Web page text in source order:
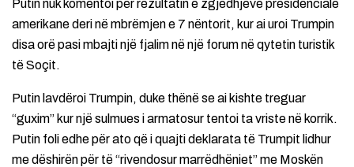
Putin nuk komentoi për rezultatin e zgjedhjeve presidenciale
amerikane deri në mbrëmjen e 7 nëntorit, kur ai uroi Trumpin
disa orë pasi mbajti një fjalim në një forum në qytetin turistik
të Soçit.
Putin lavdëroi Trumpin, duke thënë se ai kishte treguar
“guxim” kur një sulmues i armatosur tentoi ta vriste në korrik.
Putin foli edhe për ato që i quajti deklarata të Trumpit lidhur
me dëshirën për të “rivendosur marrëdhëniet” me Moskën